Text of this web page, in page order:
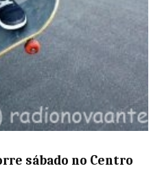
sábado no Centro